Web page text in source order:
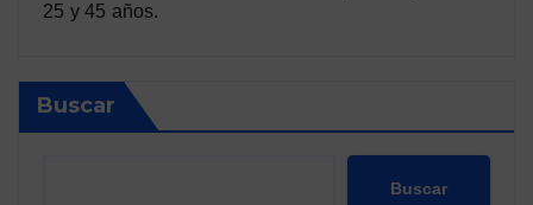
25 y 45 años.
Buscar
Buscar